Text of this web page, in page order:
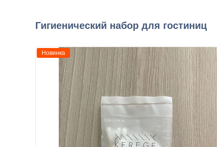
Гигиенический набор для гостиниц
Новинка